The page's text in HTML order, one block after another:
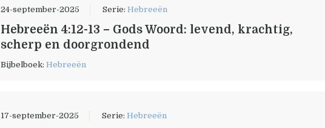
24-september-2025 Serie:Hebreeën
Hebreeën 4:12-13 – Gods Woord: levend, krachtig,
scherp en doorgrondend
Bijbelboek:Hebreeën
17-september-2025 Serie:Hebreeën